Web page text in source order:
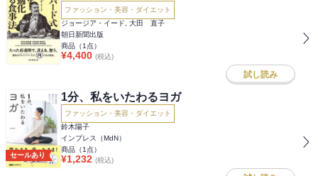
ファッション・美容・ダイエット
ジョージア・イード, 大田 直子
朝日新聞出版
商品（1 点）
¥4,400 (税込)
試し読み
セールあり
1分、私をいたわるヨガ
ファッション・美容・ダイエット
鈴木陽子
インプレス（MdN）
商品（1 点）
¥1,232 (税込)